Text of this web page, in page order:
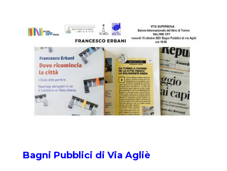
Bagni Pubblici di Via Agliè